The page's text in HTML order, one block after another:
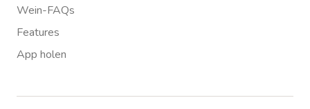
Wein-FAQs
Features
App holen